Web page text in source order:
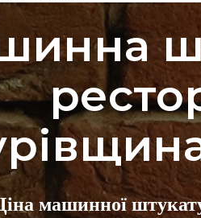
машинної